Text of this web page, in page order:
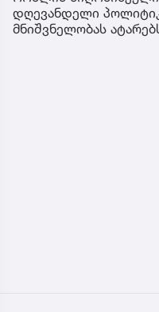
დღევანდელი
მნიშვნელობას